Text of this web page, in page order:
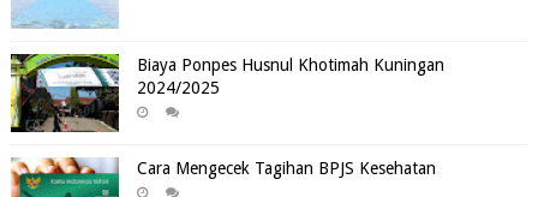
Biaya Ponpes Husnul Khotimah Kuningan
2024/2025
Cara Mengecek Tagihan BPJS Kesehatan